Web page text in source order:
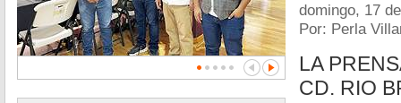
domingo, 17
Por: Perla
LA
CD. RIO